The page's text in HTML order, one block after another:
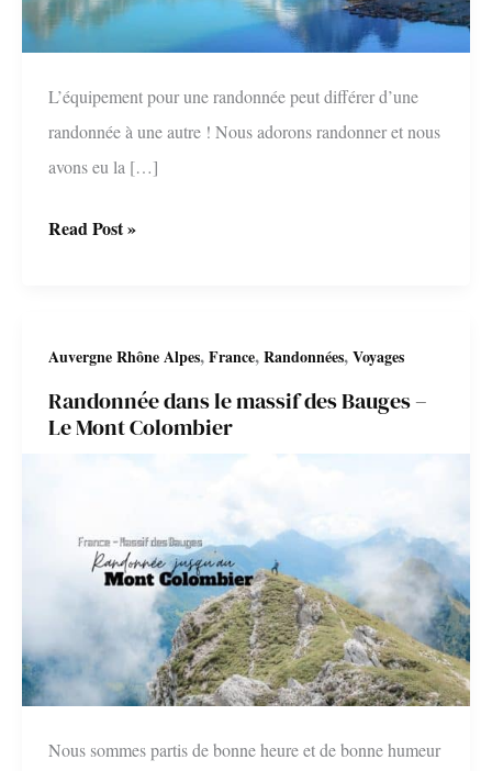
L’équipement pour une randonnée peut différer d’une
randonnée à une autre ! Nous adorons randonner et nous
avons eu la […]
L’équipement
indispensables
!
Read Post »
Auvergne Rhône Alpes,France,Randonnées,Voyages
Randonnée dans le massif des Bauges –
Le Mont Colombier
Nous sommes partis de bonne heure et de bonne humeur